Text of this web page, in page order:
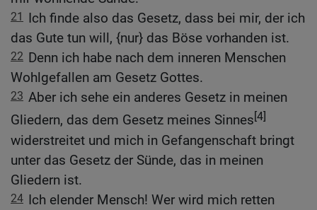
21
Ich finde also das Gesetz, dass bei mir, der ich
das Gute tun will, {nur} das Böse vorhanden ist.
22 Denn ich habe nach dem inneren Menschen
Wohlgefallen am Gesetz Gottes.
23 Aber ich sehe ein anderes Gesetz in meinen
Gliedern, das dem Gesetz meines Sinnes[4]
widerstreitet und mich in Gefangenschaft bringt
unter das Gesetz der Sünde, das in meinen
Gliedern ist.
24 Ich elender Mensch! Wer wird mich retten